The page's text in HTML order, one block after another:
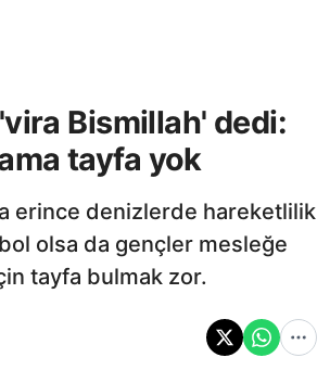
'vira Bismillah' dedi:
tayfa yok
erince denizlerde hareketlilik
bol olsa da gençler mesleğe
tayfa bulmak zor.